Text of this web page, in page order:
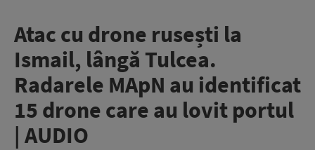
Atac cu drone rusești la
Ismail, lângă Tulcea.
Radarele MApN au identificat
15 drone care au lovit portul
| AUDIO